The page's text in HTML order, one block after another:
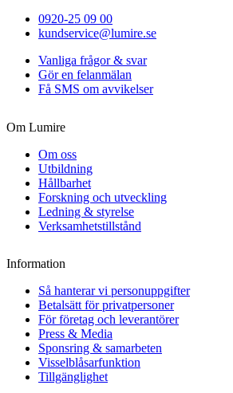
0920-25 09 00
kundservice@lumire.se
Vanliga frågor & svar
Gör en felanmälan
Få SMS om avvikelser
Om Lumire
Om oss
Utbildning
Hållbarhet
Forskning och utveckling
Ledning & styrelse
Verksamhetstillstånd
Information
Så hanterar vi personuppgifter
Betalsätt för privatpersoner
För företag och leverantörer
Press & Media
Sponsring & samarbeten
Visselblåsarfunktion
Tillgänglighet